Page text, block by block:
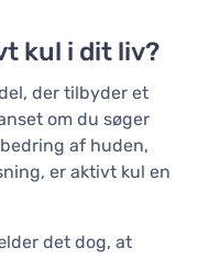
kul i dit liv?
der tilbyder et
om du søger
af huden,
er aktivt kul en
det dog, at